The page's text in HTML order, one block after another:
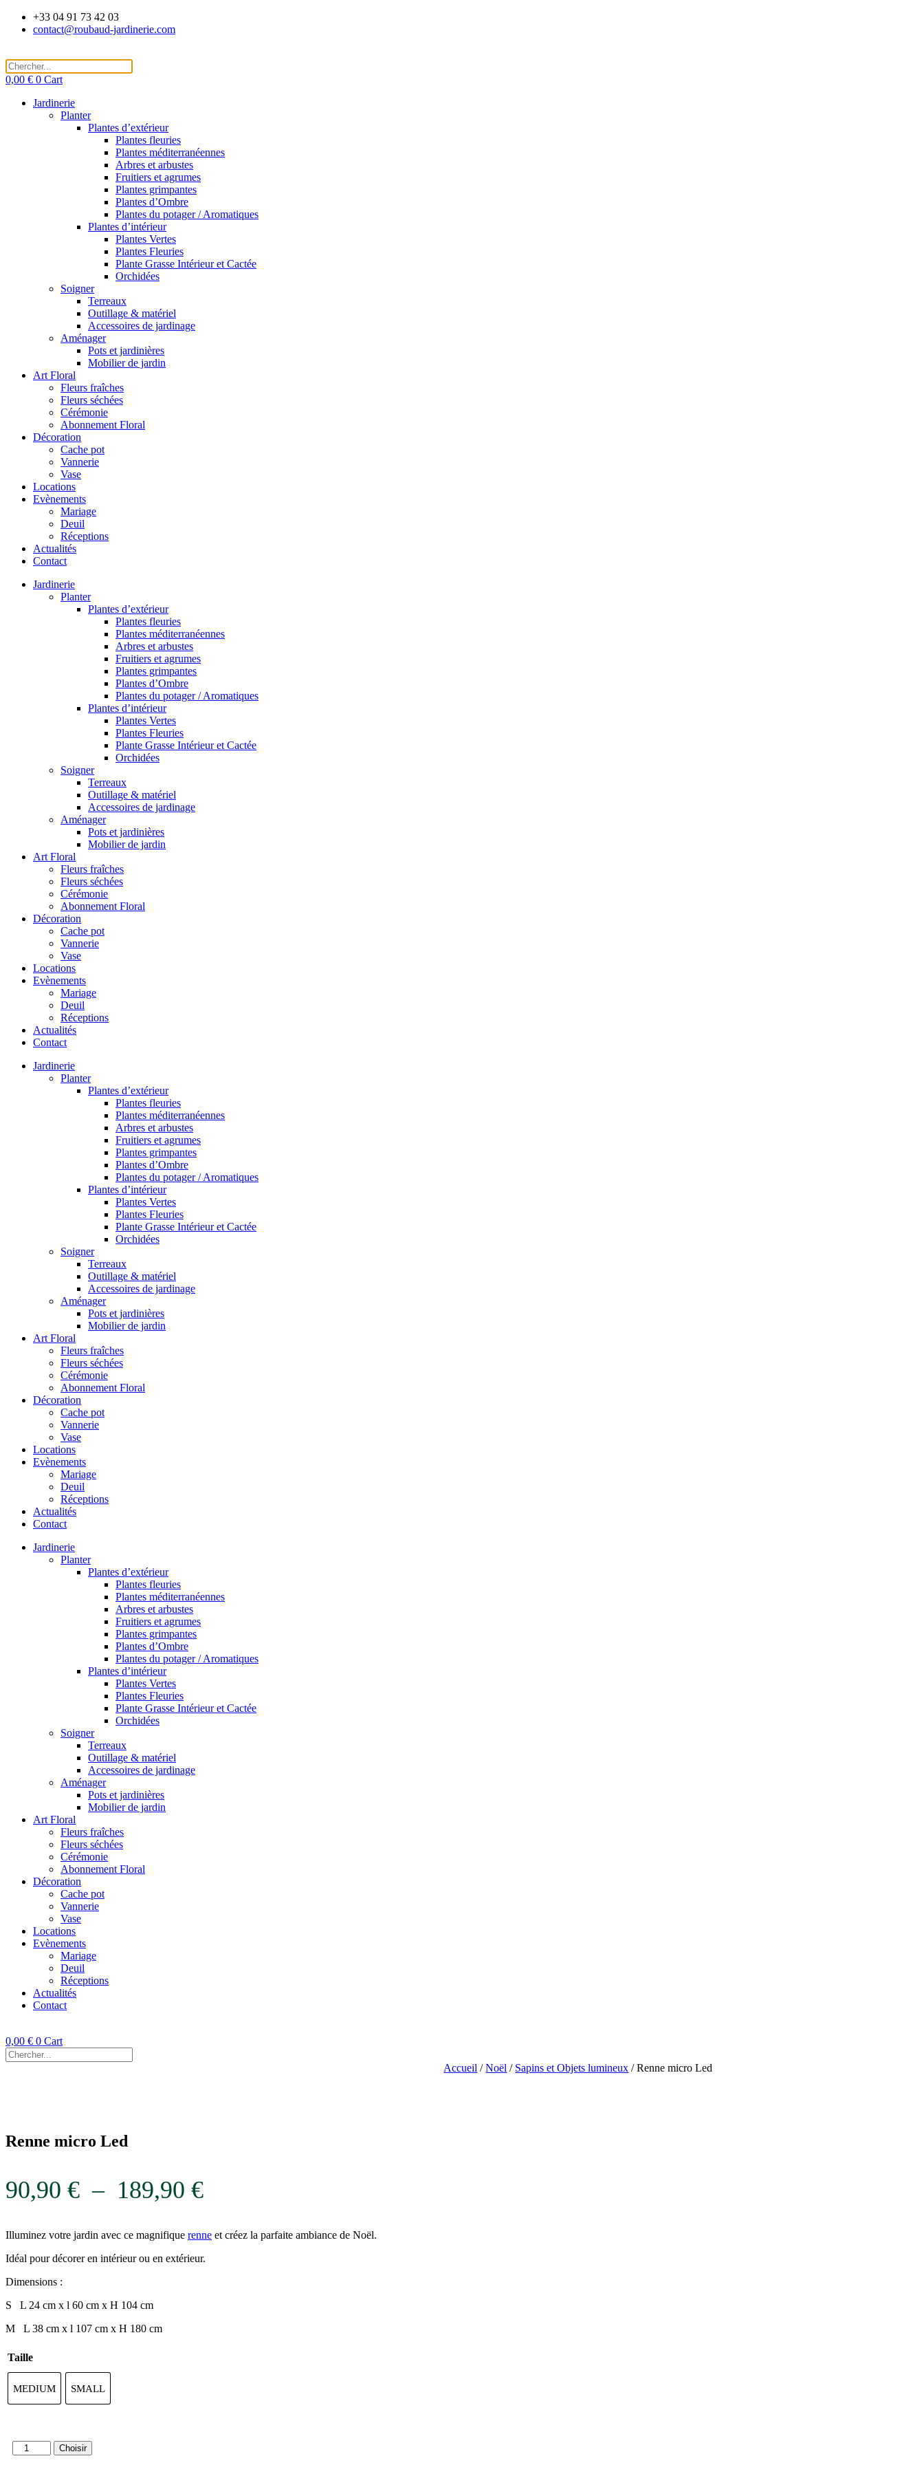
Aller
+33 04 91 73 42 03
contact@roubaud-jardinerie.com
0,00 € 0 Cart
Jardinerie
Planter
Plantes d’extérieur
Plantes fleuries
Plantes méditerranéennes
Arbres et arbustes
Fruitiers et agrumes
Plantes grimpantes
Plantes d’Ombre
Plantes du potager / Aromatiques
Plantes d’intérieur
Plantes Vertes
Plantes Fleuries
Plante Grasse Intérieur et Cactée
Orchidées
Soigner
Terreaux
Outillage & matériel
Accessoires de jardinage
Aménager
Pots et jardinières
Mobilier de jardin
Art Floral
Fleurs fraîches
Fleurs séchées
Cérémonie
Abonnement Floral
Décoration
Cache pot
Vannerie
Vase
Locations
Evènements
Mariage
Deuil
Réceptions
Actualités
Contact
Jardinerie
Planter
Plantes d’extérieur
Plantes fleuries
Plantes méditerranéennes
Arbres et arbustes
Fruitiers et agrumes
Plantes grimpantes
Plantes d’Ombre
Plantes du potager / Aromatiques
Plantes d’intérieur
Plantes Vertes
Plantes Fleuries
Plante Grasse Intérieur et Cactée
Orchidées
Soigner
Terreaux
Outillage & matériel
Accessoires de jardinage
Aménager
Pots et jardinières
Mobilier de jardin
Art Floral
Fleurs fraîches
Fleurs séchées
Cérémonie
Abonnement Floral
Décoration
Cache pot
Vannerie
Vase
Locations
Evènements
Mariage
Deuil
Réceptions
Actualités
Contact
Jardinerie
Planter
Plantes d’extérieur
Plantes fleuries
Plantes méditerranéennes
Arbres et arbustes
Fruitiers et agrumes
Plantes grimpantes
Plantes d’Ombre
Plantes du potager / Aromatiques
Plantes d’intérieur
Plantes Vertes
Plantes Fleuries
Plante Grasse Intérieur et Cactée
Orchidées
Soigner
Terreaux
Outillage & matériel
Accessoires de jardinage
Aménager
Pots et jardinières
Mobilier de jardin
Art Floral
Fleurs fraîches
Fleurs séchées
Cérémonie
Abonnement Floral
Décoration
Cache pot
Vannerie
Vase
Locations
Evènements
Mariage
Deuil
Réceptions
Actualités
Contact
Jardinerie
Planter
Plantes d’extérieur
Plantes fleuries
Plantes méditerranéennes
Arbres et arbustes
Fruitiers et agrumes
Plantes grimpantes
Plantes d’Ombre
Plantes du potager / Aromatiques
Plantes d’intérieur
Plantes Vertes
Plantes Fleuries
Plante Grasse Intérieur et Cactée
Orchidées
Soigner
Terreaux
Outillage & matériel
Accessoires de jardinage
Aménager
Pots et jardinières
Mobilier de jardin
Art Floral
Fleurs fraîches
Fleurs séchées
Cérémonie
Abonnement Floral
Décoration
Cache pot
Vannerie
Vase
Locations
Evènements
Mariage
Deuil
Réceptions
Actualités
Contact
0,00 € 0 Cart
Accueil /Noël / Sapins et Objets lumineux / Renne micro Led
Renne micro Led
90,90 € – 189,90 €Plage
prix :
Illuminez votre jardin avec ce magnifique renne et créez la parfaite ambiance de Noël.
Idéal pour décorer en intérieur ou en extérieur.
Dimensions :
S L 24 cm x l 60 cm x H 104 cm
M L 38 cm x l 107 cm x H 180 cm
Taille
MEDIUM SMALL
quantité
de
Choisir